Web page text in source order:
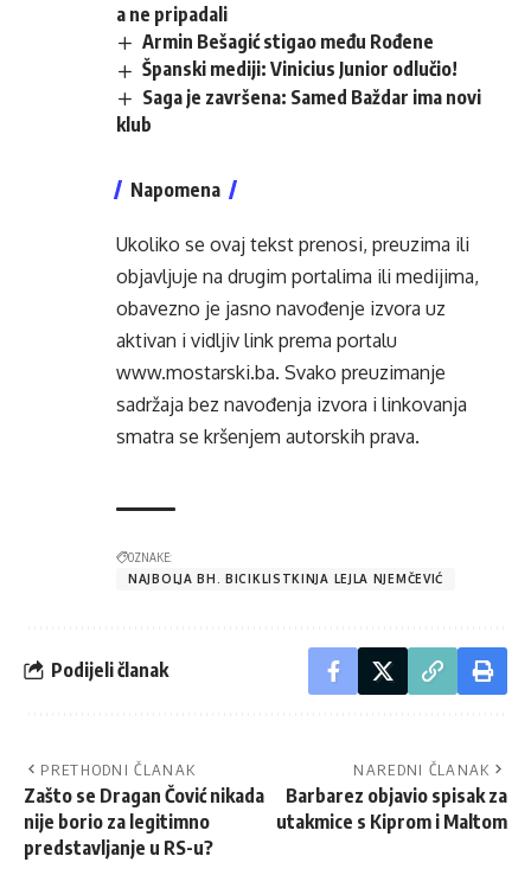
a ne pripadali
Armin Bešagić stigao među Rođene
Španski mediji: Vinicius Junior odlučio!
Saga je završena: Samed Baždar ima novi
klub
Napomena
Ukoliko se ovaj tekst prenosi, preuzima ili
objavljuje na drugim portalima ili medijima,
obavezno je jasno navođenje izvora uz
aktivan i vidljiv link prema portalu
www.mostarski.ba. Svako preuzimanje
sadržaja bez navođenja izvora i linkovanja
smatra se kršenjem autorskih prava.
OZNAKE:
NAJBOLJA BH. BICIKLISTKINJA LEJLA NJEMČEVIĆ
Podijeli članak
PRETHODNI ČLANAK
Zašto se Dragan Čović nikada
nije borio za legitimno
predstavljanje u RS-u?
NAREDNI ČLANAK
Barbarez objavio spisak za
utakmice s Kiprom i Maltom